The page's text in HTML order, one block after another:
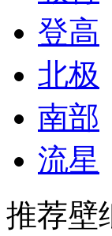
登高
北极
南部
流星
推荐壁